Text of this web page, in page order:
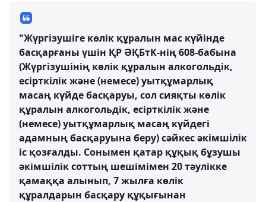
"Жүргізушіге көлік құралын мас күйінде
басқарғаны үшін ҚР ӘҚБтК-нің 608-бабына
(Жүргізушінің көлік құралын алкогольдік,
есірткілік және (немесе) уытқұмарлық
масаң күйде басқаруы, сол сияқты көлік
құралын алкогольдік, есірткілік және
(немесе) уытқұмарлық масаң күйдегі
адамның басқаруына беру) сәйкес әкімшілік
іс қозғалды. Сонымен қатар құқық бұзушы
әкімшілік соттың шешімімен 20 тәулікке
қамаққа алынып, 7 жылға көлік
құралдарын басқару құқығынан